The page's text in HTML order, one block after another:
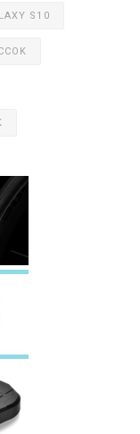
S10